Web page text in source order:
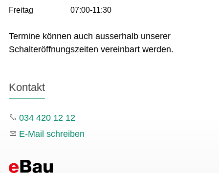
Freitag
07:00-11:30
Termine können auch ausserhalb unserer
Schalteröffnungszeiten vereinbart werden.
Kontakt
034 420 12 12
E-Mail schreiben